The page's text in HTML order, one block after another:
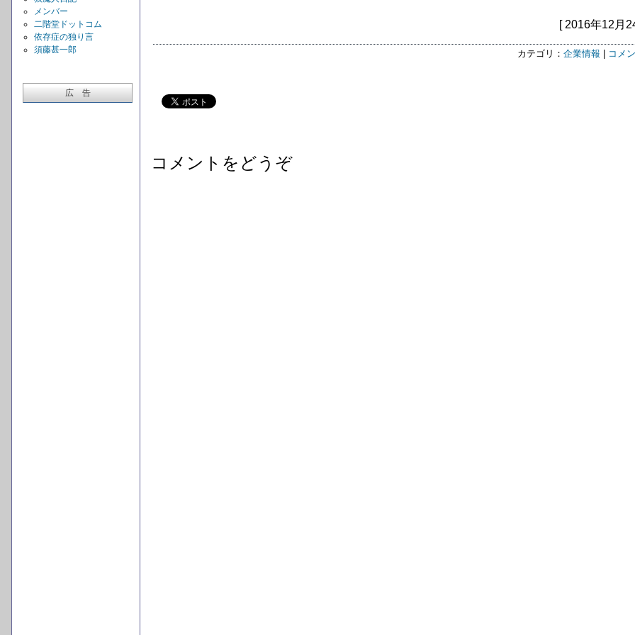
メンバー
二階堂ドットコム
依存症の独り言
須藤甚一郎
広 告
[ 2016年12月
カテゴリ： 企業情報 コメ
コメントをどうぞ